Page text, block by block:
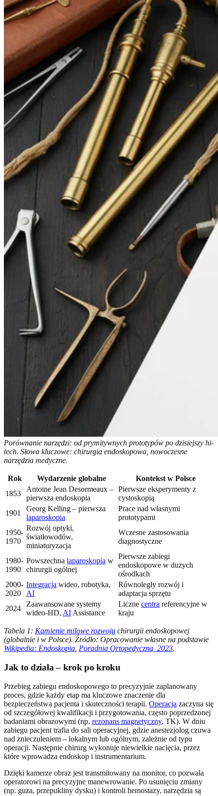
Porównanie narzędzi: od prymitywnych prototypów po dzisiejszy hi-
tech. Słowa kluczowe: chirurgia endoskopowa, nowoczesne
narzędzia medyczne.
Rok Wydarzenie globalne
Kontekst w Polsce
1853
Antoine Jean Desormeaux –
pierwsza endoskopia
Pierwsze eksperymenty z
cystoskopią
1901
Georg Kelling – pierwsza
laparoskopia
Prace nad własnymi
prototypami
1950-
1970
Rozwój optyki,
światłowodów,
miniaturyzacja
Wczesne zastosowania
diagnostyczne
1980-
1990
Powszechna laparoskopia w
chirurgii ogólnej
Pierwsze zabiegi
endoskopowe w dużych
ośrodkach
2000-
2020
Integracja wideo, robotyka,
AI
Równoległy rozwój i
adaptacja sprzętu
2024
Zaawansowane systemy
wideo-HD, AI Assistance
Liczne centra referencyjne w
kraju
Tabela 1: Kamienie milowe rozwoju chirurgii endoskopowej
(globalnie i w Polsce). Źródło: Opracowanie własne na podstawie
Wikipedia: Endoskopia Poradnia Ortopedyczna, 2023.
Jak to działa – krok po kroku
Przebieg zabiegu endoskopowego to precyzyjnie zaplanowany
proces, gdzie każdy etap ma kluczowe znaczenie dla
bezpieczeństwa pacjenta i skuteczności terapii. Operacja zaczyna się
od szczegółowej kwalifikacji i przygotowania, często poprzedzonej
badaniami obrazowymi (np. rezonans magnetyczny, TK). W dniu
zabiegu pacjent trafia do sali operacyjnej, gdzie anestezjolog czuwa
nad znieczuleniem – lokalnym lub ogólnym, zależnie od typu
operacji. Następnie chirurg wykonuje niewielkie nacięcia, przez
które wprowadza endoskop i instrumentarium.
Dzięki kamerze obraz jest transmitowany na monitor, co pozwala
operatorowi na precyzyjne manewrowanie. Po usunięciu zmiany
(np. guza, przepukliny dysku) i kontroli hemostazy, narzędzia są